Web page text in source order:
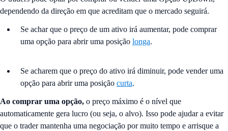
dependendo da direção em que acreditam que o mercado seguirá.
Se achar que o preço de um ativo irá aumentar, pode comprar
uma opção para abrir uma posição longa.
Se acharem que o preço do ativo irá diminuir, pode vender uma
opção para abrir uma posição curta.
Ao comprar uma opção, o preço máximo é o nível que
automaticamente gera lucro (ou seja, o alvo). Isso pode ajudar a evitar
que o trader mantenha uma negociação por muito tempo e arrisque a